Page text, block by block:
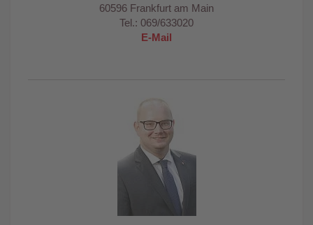
60596 Frankfurt am Main
Tel.: 069/633020
E-Mail